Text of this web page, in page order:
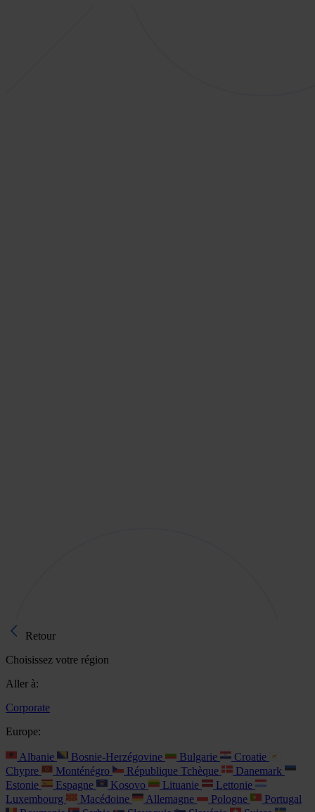
Retour
Choisissez votre région
Aller à:
Corporate
Europe:
Albanie Bosnie-Herzégovine Bulgarie
Croatie
Chypre
Monténégro République Tchèque
Danemark
Estonie
Espagne Kosovo Lituanie
Lettonie
Luxembourg
Macédoine Allemagne Pologne
Portugal